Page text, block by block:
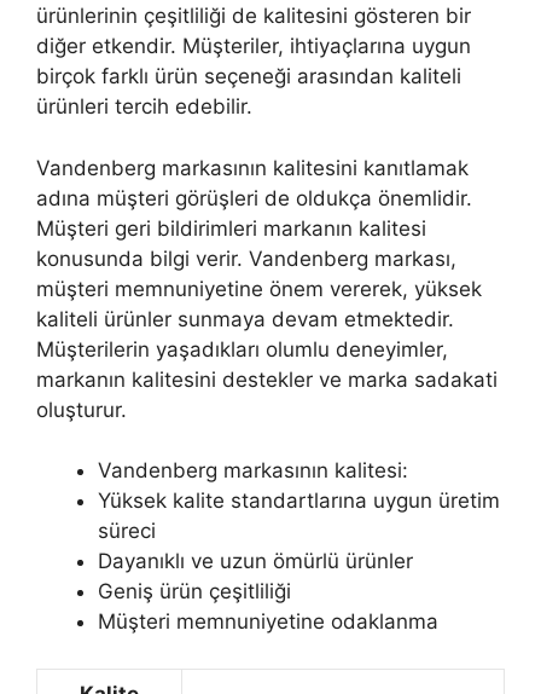
ürünlerinin çeşitliliği de kalitesini gösteren bir
diğer etkendir. Müşteriler, ihtiyaçlarına uygun
birçok farklı ürün seçeneği arasından kaliteli
ürünleri tercih edebilir.
Vandenberg markasının kalitesini kanıtlamak
adına müşteri görüşleri de oldukça önemlidir.
Müşteri geri bildirimleri markanın kalitesi
konusunda bilgi verir. Vandenberg markası,
müşteri memnuniyetine önem vererek, yüksek
kaliteli ürünler sunmaya devam etmektedir.
Müşterilerin yaşadıkları olumlu deneyimler,
markanın kalitesini destekler ve marka sadakati
oluşturur.
Vandenberg markasının kalitesi:
Yüksek kalite standartlarına uygun üretim
süreci
Dayanıklı ve uzun ömürlü ürünler
Geniş ürün çeşitliliği
Müşteri memnuniyetine odaklanma